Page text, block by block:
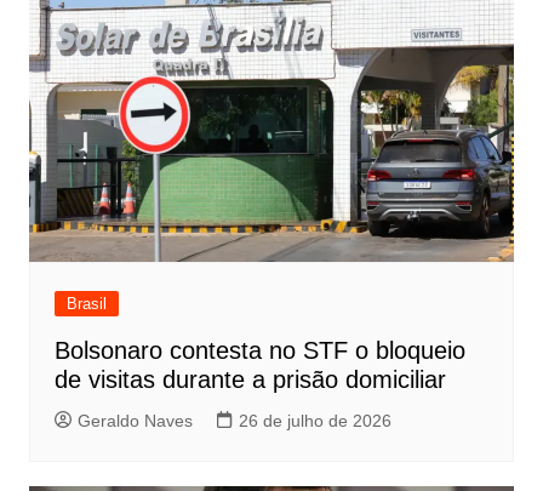
Brasil
Bolsonaro contesta no STF o bloqueio
de visitas durante a prisão domiciliar
Geraldo Naves 26 de julho de 2026